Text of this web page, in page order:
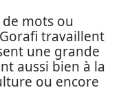
mots ou
travaillent
une grande
aussi bien à la
ou encore